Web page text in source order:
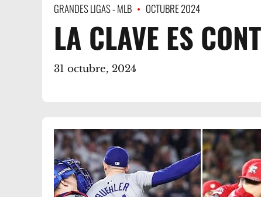
GRANDES LIGAS - MLB OCTUBRE 2024
LA CLAVE ES
31 octubre, 2024